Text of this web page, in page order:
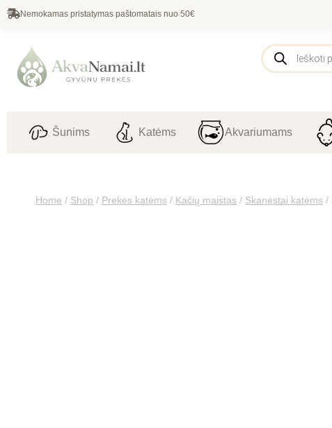
Nemokamas pristatymas paštomatais nuo 50€
Šunims Katėms Akvariumams
Home / Shop / Prekės katėms / Kačių maistas / Skanėstai katėms /